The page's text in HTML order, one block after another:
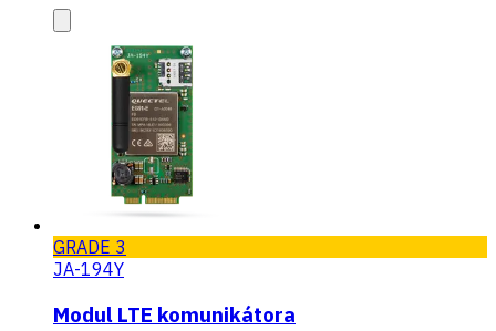
GRADE 3
JA-194Y
Modul LTE komunikátora